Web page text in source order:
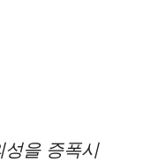
성을 증폭시